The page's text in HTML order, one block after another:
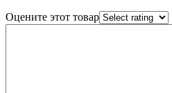
Оцените этот товар